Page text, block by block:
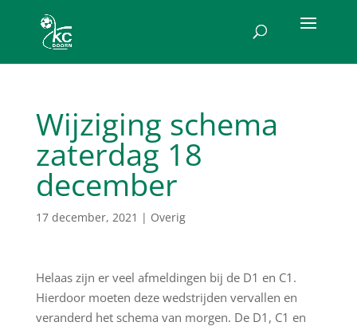
Wijziging schema
zaterdag 18
december
17 december, 2021 | Overig
Helaas zijn er veel afmeldingen bij de D1 en C1.
Hierdoor moeten deze wedstrijden vervallen en
veranderd het schema van morgen. De D1, C1 en